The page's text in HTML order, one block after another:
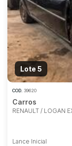
Lote 5
COD. 39620
Carros
RENAULT / LOGAN
Lance Inicial